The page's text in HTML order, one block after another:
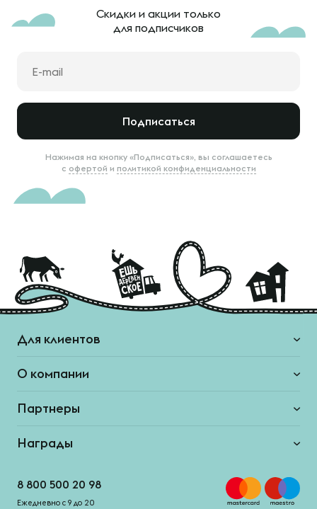
Скидки и акции только
для подписчиков
Подписаться
Нажимая на кнопку «Подписаться», вы соглашаетесь
с офертой и политикой конфиденциальности
Для клиентов
О компании
Партнеры
Награды
8 800 500 20 98
Ежедневно с 9 до 20